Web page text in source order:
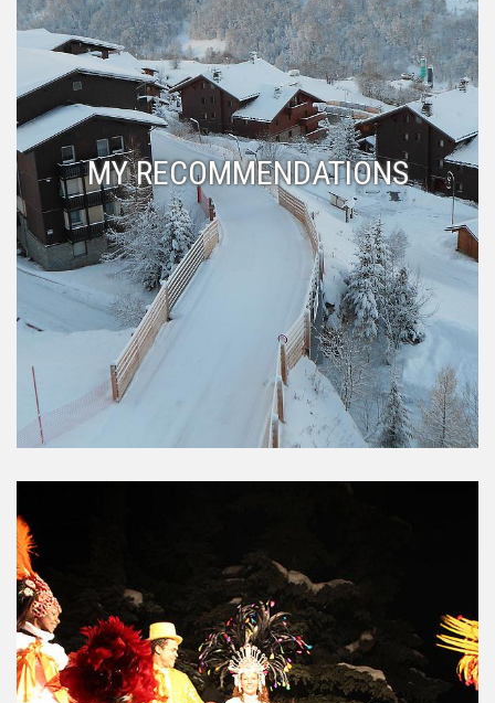
MY RECOMMENDATIONS